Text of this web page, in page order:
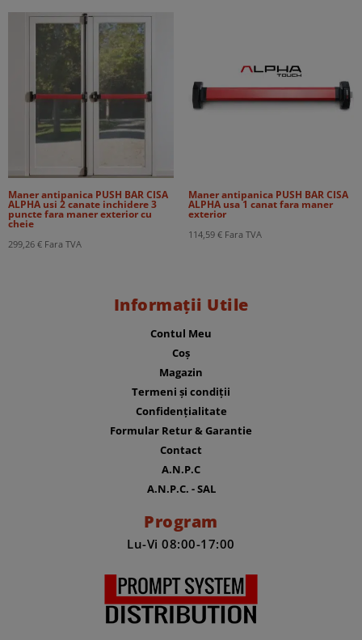
Maner antipanica PUSH BAR CISA
ALPHA usi 2 canate inchidere 3
puncte fara maner exterior cu
cheie
299,26 € Fara TVA
Maner antipanica PUSH BAR CISA
ALPHA usa 1 canat fara maner
exterior
114,59 € Fara TVA
Informații Utile
Contul Meu
Coș
Magazin
Termeni și condiții
Confidențialitate
Formular Retur & Garantie
Contact
A.N.P.C
A.N.P.C. - SAL
Program
Lu-Vi 08:00-17:00